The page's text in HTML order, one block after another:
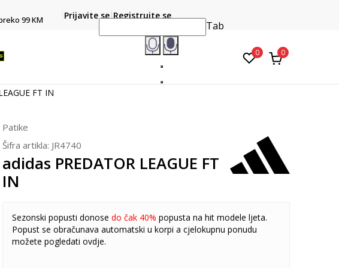
99 KM
Platite karticom online i preuzmite u prodavnici po vašem
Prijavite se Registrujte se
Tab
0 0
FT IN
Patike
Šifra artikla: JR4740
adidas PREDATOR LEAGUE FT
IN
Sezonski popusti donose do čak 40% popusta na hit modele ljeta.
Popust se obračunava automatski u korpi a cjelokupnu ponudu
možete pogledati ovdje.